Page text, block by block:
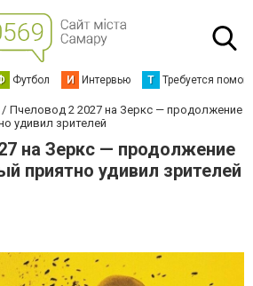
Футбол И Интервью Т Требуется
Пчеловод 2 2027 на Зеркс — продолжение
удивил зрителей
на Зеркс — продолжение
приятно удивил зрителей